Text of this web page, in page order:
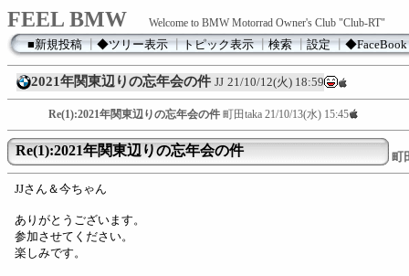
FEEL BMW Welcome to BMW Motorrad Owner's Club "Club-RT"
■新規投稿┃◆ツリー表示┃トピック表示┃検索┃設定┃◆FaceBook
2021年関東辺りの忘年会の件 JJ 21/10/12(火) 18:59
Re(1):2021年関東辺りの忘年会の件 町田taka 21/10/13(水) 15:45
Re(1):2021年関東辺りの忘年会の件 町
JJさん＆今ちゃん
ありがとうございます。
参加させてください。
楽しみです。